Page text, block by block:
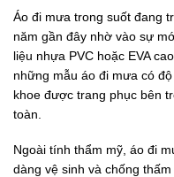
Áo đi mưa trong suốt đang
năm gần đây nhờ vào sự
liệu nhựa PVC hoặc EVA
những mẫu áo đi mưa có
khoe được trang phục bên
toàn.
Ngoài tính thẩm mỹ, áo đi
dàng vệ sinh và chống